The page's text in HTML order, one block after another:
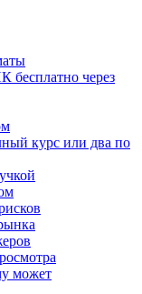
бесплатно через
курс или два по
может